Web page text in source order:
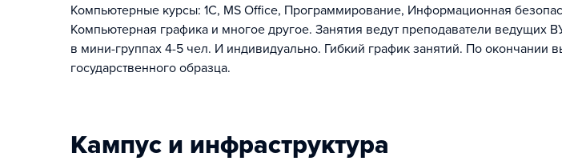
Компьютерные курсы: 1С, MS Office, Программирование, Информационная
Компьютерная графика и многое другое. Занятия ведут преподаватели ведущих
в мини-группах 4-5 чел. И индивидуально. Гибкий график занятий. По окончании
государственного образца.
Кампус и инфраструктура